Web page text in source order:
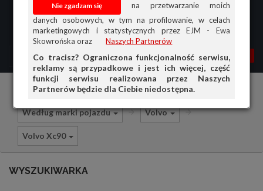
na przetwarzanie moich
danych osobowych, w tym na profilowanie, w celach
marketingowych i statystycznych przez EJM - Ewa
Skowrońska oraz
Naszych Partnerów
Co tracisz? Ograniczona funkcjonalność serwisu,
reklamy są przypadkowe i jest ich więcej, część
funkcji serwisu realizowana przez Naszych
Partnerów będzie dla Ciebie niedostępna.
MENU MOJA AG
PRZEGLĄD
OFERTA DLA FIRM
Części i akcesoria samochodowe
Według marki pojazdu Volvo
Volvo Xc90
WYSZUKIWARKA